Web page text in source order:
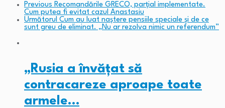
Previous Recomandările GRECO, parțial implementate.
Cum putea fi evitat cazul Anastasiu
Următorul Cum au luat naștere pensiile speciale și de ce
sunt greu de eliminat. „Nu ar rezolva nimic un referendum”
„Rusia a învățat să
contracareze aproape toate
armele…